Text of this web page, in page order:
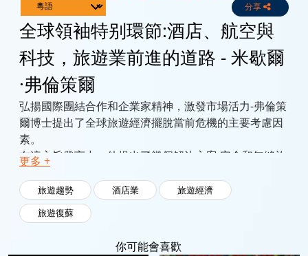
Channels 分享
全球領袖特别環節:酒店、航空與
科技，旅遊業前進的道路 - 米歇爾
·弗倫策爾
弘揚國際團結合作和企業家精神，激發市場活力-弗倫策
爾博士提出了全球旅遊經濟擺脫當前危機的主要考慮因
素。
在這主旨發言中，他提出了幾個解決方案:安全和無縫旅
新變得比以往任何時候都更加關鍵
更多 +
旅遊趨勢 酒店業
旅遊經濟
旅遊復蘇
你可能會喜歡